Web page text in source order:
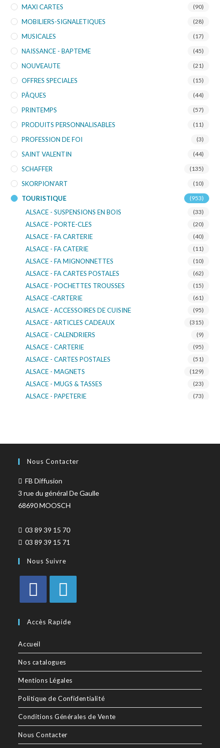
MAXI CARTES (90)
MOBILIERS-SIGNALETIQUES (28)
MUSICALES (17)
NAISSANCE - BAPTEME (45)
NOUVEAUTE (21)
OFFRES SPECIALES (15)
PÂQUES (44)
PRINTEMPS (57)
PRODUITS PERSONNALISABLES (11)
PROFESSION DE FOI (3)
SAINT VALENTIN (44)
SCHAFFER (135)
SKORPION'ART (10)
TOURISTIQUE (953)
ALSACE - SUSPENSIONS EN BOIS (33)
ALSACE - PORTE-CLES (20)
ALSACE - FA CARTERIE (40)
ALSACE - FA CATERIE (11)
ALSACE - FA MIGNONNETTES (10)
ALSACE - FA CARTES POSTALES (62)
ALSACE - POCHETTES TROUSSES (15)
ALSACE -CARTERIE (61)
ALSACE - ACCESSOIRES DE CUISINE (95)
ALSACE - ARTICLES CADEAUX (315)
ALSACE - CALENDRIERS (9)
ALSACE - CARTERIE (95)
ALSACE - CARTES POSTALES (51)
ALSACE - MAGNETS (129)
ALSACE - MUGS & TASSES (23)
ALSACE - PAPETERIE (73)
Nous Contacter
FB Diffusion
3 rue du général De Gaulle
68690 MOOSCH
03 89 39 15 70
03 89 39 15 71
Nous Suivre
Accès Rapide
Accueil
Nos catalogues
Mentions Légales
Politique de Confidentialité
Conditions Générales de Vente
Nous Contacter